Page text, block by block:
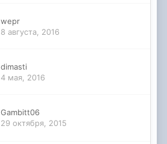
wepr
8 августа, 2016
dimasti
4 мая, 2016
Gambitt06
29 октября, 2015